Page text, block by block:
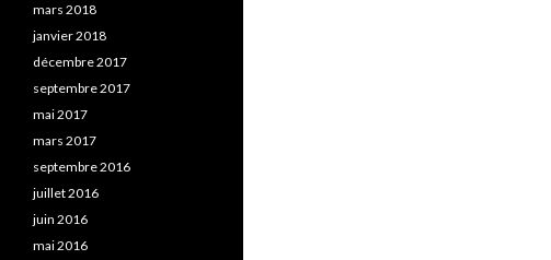
mars 2018
janvier 2018
décembre 2017
septembre 2017
mai 2017
mars 2017
septembre 2016
juillet 2016
juin 2016
mai 2016